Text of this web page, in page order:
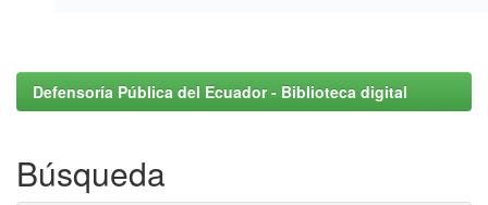
Defensoría Pública del Ecuador - Biblioteca digital
Búsqueda